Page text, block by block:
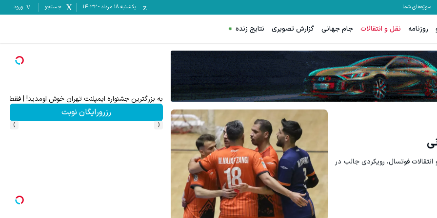
سوژه‌های شما یکشنبه ۱۸ مرداد -
14:32 جستجو ورود
روزنامه نقل و انتقالات جام جهانی گزارش تصویری نتایج زنده
فوتسال، رویکردی جالب در
موی جلبک توی حمومت خالیه!45%تخفیف ۲۵٪ تخفیف ایمپلنت تا پایان جشنواره 🎁
رزرو آنلاین
به بزرگترین جشنواره ایمپلنت تهران خوش اومدید! | فقط ۲۵ میلیون !
رزرورایگان نوبت
‹
›